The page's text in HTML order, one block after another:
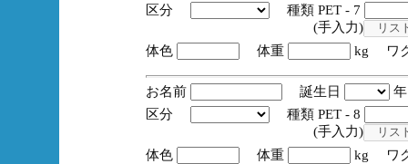
区分
種類 PET - 7
(手入力)
体色
体重 kg ワ
お名前 誕生日
区分
種類 PET - 8
(手入力)
体色
体重 kg ワ